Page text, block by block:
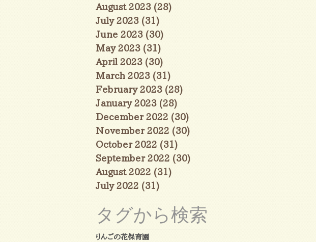
August 2023 (28)
July 2023 (31)
June 2023 (30)
May 2023 (31)
April 2023 (30)
March 2023 (31)
February 2023 (28)
January 2023 (28)
December 2022 (30)
November 2022 (30)
October 2022 (31)
September 2022 (30)
August 2022 (31)
July 2022 (31)
タグから検索
りんごの花保育園